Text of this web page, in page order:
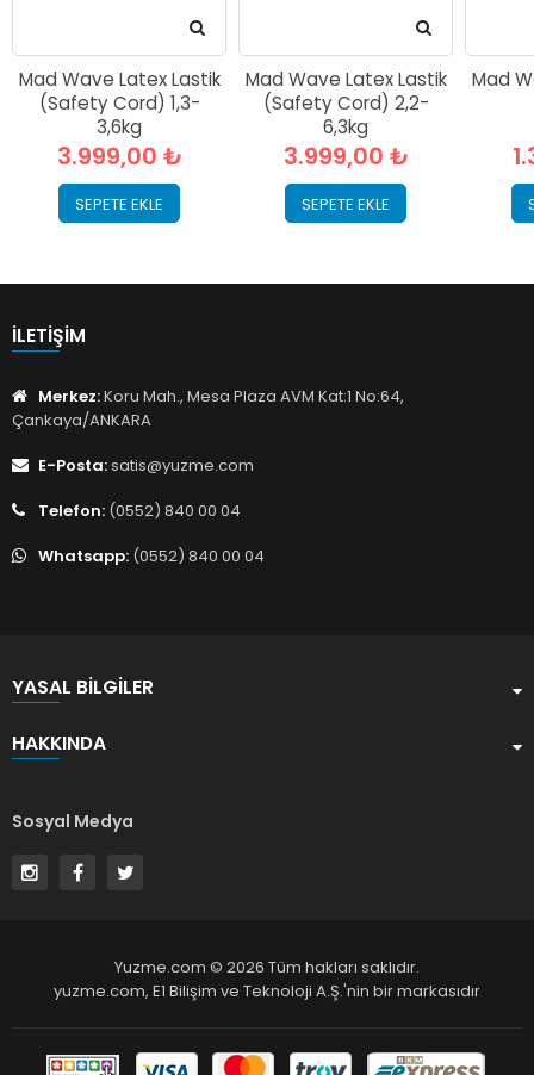
Mad Wave Latex Lastik
(Safety Cord) 1,3-
3,6kg
3.999,00 ₺
SEPETE EKLE
Mad Wave Latex Lastik
(Safety Cord) 2,2-
6,3kg
3.999,00 ₺
SEPETE EKLE
Mad
İLETIŞIM
Merkez:Koru Mah., Mesa Plaza AVM Kat:1 No:64,
Çankaya/ANKARA
E-Posta:satis@yuzme.com
Telefon: (0552) 840 00 04
Whatsapp: (0552) 840 00 04
YASAL BILGILER
HAKKINDA
Sosyal Medya
Yuzme.com © 2026 Tüm hakları saklıdır.
yuzme.com, E1 Bilişim ve Teknoloji A.Ş.'nin bir markasıdır